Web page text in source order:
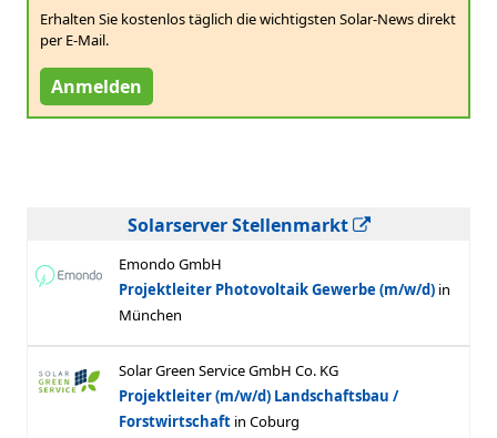
Erhalten Sie kostenlos täglich die wichtigsten Solar-News direkt
per E-Mail.
Anmelden
Solarserver Stellenmarkt